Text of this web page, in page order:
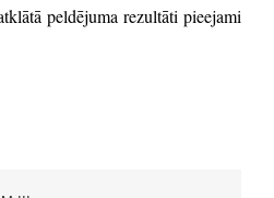
peldējuma rezultāti pieejami